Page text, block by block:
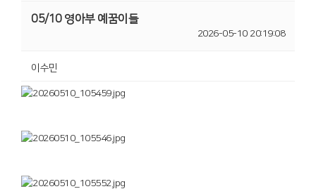
05/10 영아부 예꿈이들
2026-05-10 20:19:08
이수민